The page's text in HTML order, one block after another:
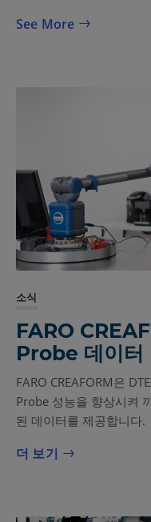
See More
소식
FARO
Probe 데이터
FARO CREAFORM은
Probe 성능을 향상시켜
된 데이터를 제공합니다.
더 보기